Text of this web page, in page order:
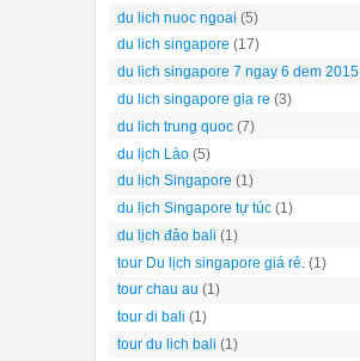
du lich nuoc ngoai (5)
du lich singapore (17)
du lich singapore 7 ngay 6 dem 2015
du lich singapore gia re (3)
du lich trung quoc (7)
du lịch Lào (5)
du lịch Singapore (1)
du lịch Singapore tự túc (1)
du lịch đảo bali (1)
tour Du lịch singapore giá rẻ. (1)
tour chau au (1)
tour di bali (1)
tour du lich bali (1)